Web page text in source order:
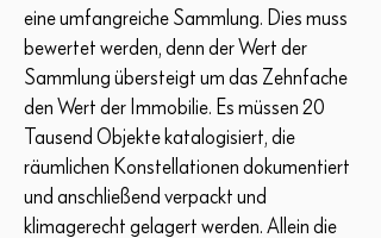
eine umfangreiche Sammlung. Dies muss
bewertet werden, denn der Wert der
Sammlung übersteigt um das Zehnfache
den Wert der Immobilie. Es müssen 20
Tausend Objekte katalogisiert, die
räumlichen Konstellationen dokumentiert
und anschließend verpackt und
klimagerecht gelagert werden. Allein die